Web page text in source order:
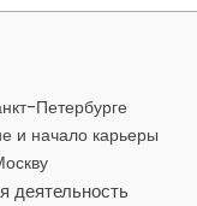
Петербурге
и начало карьеры
деятельность